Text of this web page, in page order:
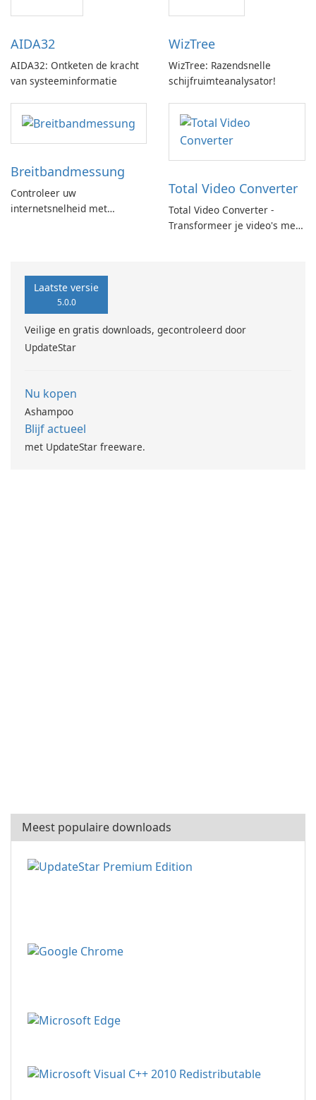
AIDA32
AIDA32: Ontketen de kracht
van systeeminformatie
WizTree
WizTree: Razendsnelle
schijfruimteanalysator!
Breitbandmessung
Controleer uw
internetsnelheid met
Total Video Converter
Total Video Converter -
Transformeer je video's met
Laatste versie
5.0.0
Veilige en gratis downloads, gecontroleerd door
UpdateStar
Nu kopen
Ashampoo
Blijf actueel
met UpdateStar freeware.
Meest populaire downloads